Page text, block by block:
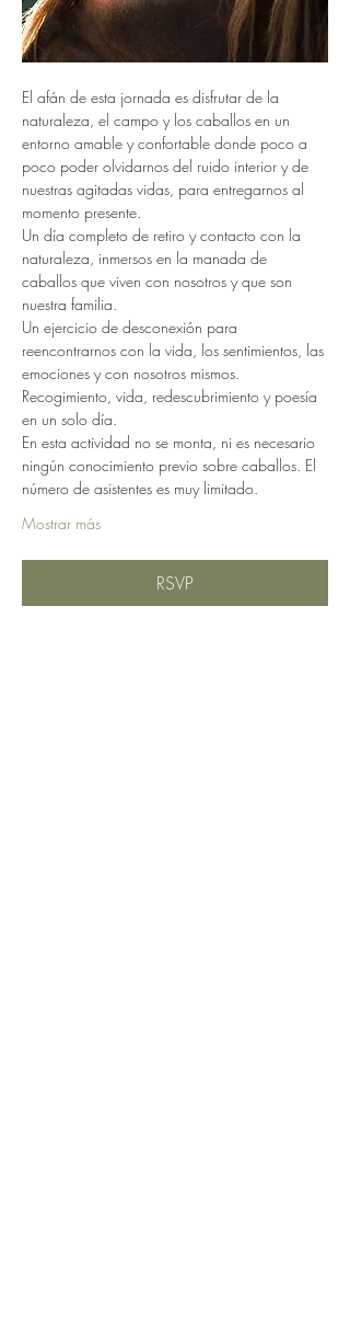
El afán de esta jornada es disfrutar de la
naturaleza, el campo y los caballos en un
entorno amable y confortable donde poco a
poco poder olvidarnos del ruido interior y de
nuestras agitadas vidas, para entregarnos al
momento presente.
Un día completo de retiro y contacto con la
naturaleza, inmersos en la manada de
caballos que viven con nosotros y que son
nuestra familia.
Un ejercicio de desconexión para
reencontrarnos con la vida, los sentimientos, las
emociones y con nosotros mismos.
Recogimiento, vida, redescubrimiento y poesía
en un solo día.
En esta actividad no se monta, ni es necesario
ningún conocimiento previo sobre caballos. El
número de asistentes es muy limitado.
Mostrar más
RSVP